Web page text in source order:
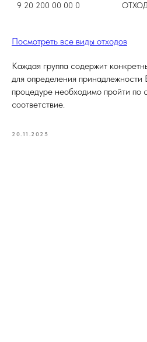
9 20 200 00 00 0
Посмотреть все виды отходов
Каждая группа содержит
для определения
процедуре необходимо пройти по
соответствие.
20.11.2025